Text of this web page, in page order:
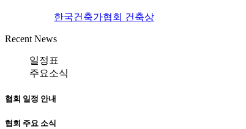
한국건축가협회 건축상
Recent News
일정표
주요소식
협회 일정 안내
협회 주요 소식